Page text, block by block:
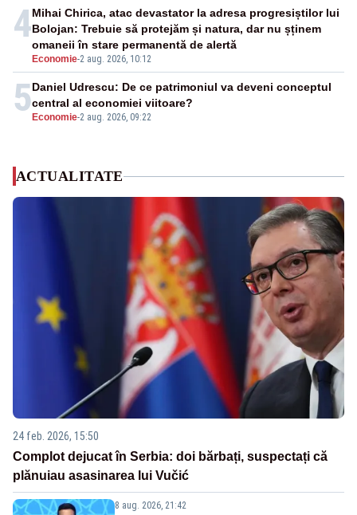
4
Economie-2 aug. 2026, 10:12
Mihai Chirica, atac devastator la adresa progresiștilor lui
Bolojan: Trebuie să protejăm și natura, dar nu șținem
omaneii în stare permanentă de alertă
5 Economie-2 aug. 2026, 09:22
Daniel Udrescu: De ce patrimoniul va deveni conceptul
central al economiei viitoare?
ACTUALITATE
24 feb. 2026, 15:50
Complot dejucat în Serbia: doi bărbați, suspectați că
plănuiau asasinarea lui Vučić
8 aug. 2026, 21:42